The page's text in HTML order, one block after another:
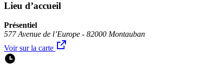
Lieu d’accueil
Présentiel
577 Avenue de l’Europe - 82000 Montauban
Voir sur la carte